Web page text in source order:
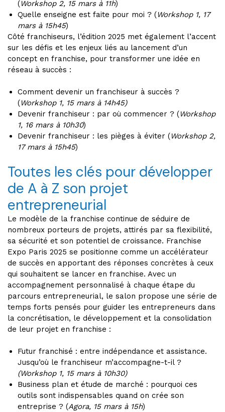
(Workshop 2, 15 mars à 11h)
Quelle enseigne est faite pour moi ? (Workshop 1, 17
mars à 15h45)
Côté franchiseurs, l’édition 2025 met également l’accent
sur les défis et les enjeux liés au lancement d’un
concept en franchise, pour transformer une idée en
réseau à succès :
Comment devenir un franchiseur à succès ?
(Workshop 1, 15 mars à 14h45)
Devenir franchiseur : par où commencer ? (Workshop
1, 16 mars à 10h30)
Devenir franchiseur : les pièges à éviter (Workshop 2,
17 mars à 15h45)
Toutes les clés pour développer
de A à Z son projet
entrepreneurial
Le modèle de la franchise continue de séduire de
nombreux porteurs de projets, attirés par sa flexibilité,
sa sécurité et son potentiel de croissance. Franchise
Expo Paris 2025 se positionne comme un accélérateur
de succès en apportant des réponses concrètes à ceux
qui souhaitent se lancer en franchise. Avec un
accompagnement personnalisé à chaque étape du
parcours entrepreneurial, le salon propose une série de
temps forts pensés pour guider les entrepreneurs dans
la concrétisation, le développement et la consolidation
de leur projet en franchise :
Futur franchisé : entre indépendance et assistance.
Jusqu’où le franchiseur m’accompagne-t-il ?
(Workshop 1, 15 mars à 10h30)
Business plan et étude de marché : pourquoi ces
outils sont indispensables quand on crée son
entreprise ? (Agora, 15 mars à 15h)